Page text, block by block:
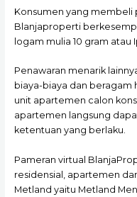
Konsumen yang
Blanjaproperti
logam mulia 10 gram atau
Penawaran menarik
biaya-biaya dan beragam
unit apartemen calon
apartemen langsung
ketentuan yang berlaku.
Pameran virtual
residensial, apartemen
Metland yaitu Metland